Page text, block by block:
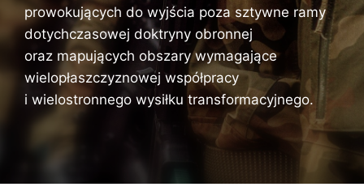
prowokujących do wyjścia poza sztywne ramy
dotychczasowej doktryny obronnej
oraz mapujących obszary wymagające
wielopłaszczyznowej współpracy
i wielostronnego wysiłku transformacyjnego.